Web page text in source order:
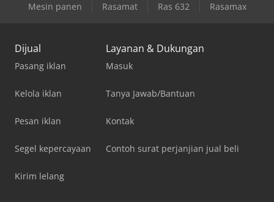
Mesin panen
Rasamat Ras 632 Rasamax
Dijual
Pasang iklan
Kelola iklan
Pesan iklan
Segel kepercayaan
Kirim lelang
Layanan & Dukungan
Masuk
Tanya Jawab/Bantuan
Kontak
Contoh surat perjanjian jual beli